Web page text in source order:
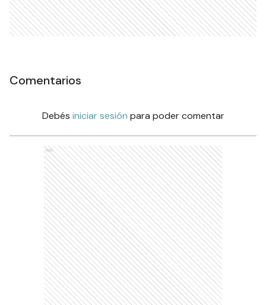
Comentarios
Debés iniciar sesión para poder comentar
Ads